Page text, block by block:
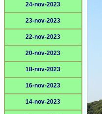
24-nov-2023
23-nov-2023
22-nov-2023
20-nov-2023
18-nov-2023
16-nov-2023
14-nov-2023